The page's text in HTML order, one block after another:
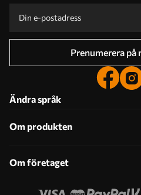
Prenumerera på
Ändra språk
Om produkten
Om företaget